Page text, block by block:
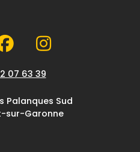
07 63 39
Palanques Sud
sur-Garonne